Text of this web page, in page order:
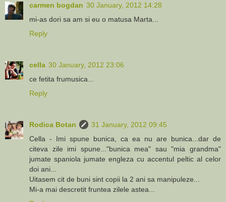
carmen bogdan 30 January, 2012 14:28
mi-as dori sa am si eu o matusa Marta...
Reply
cella 30 January, 2012 23:06
ce fetita frumusica...
Reply
Rodica Botan
31 January, 2012 09:45
Cella - Imi spune bunica, ca ea nu are bunica...dar de
citeva zile imi spune..."bunica mea" sau "mia grandma"
jumate spaniola jumate engleza cu accentul peltic al celor
doi ani...
Uitasem cit de buni sint copii la 2 ani sa manipuleze...
Mi-a mai descretit fruntea zilele astea...